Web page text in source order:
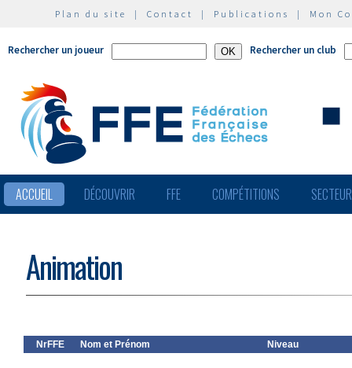
Plan du site | Contact | Publications | Mon
Rechercher un joueur Rechercher un club
ACCUEIL DÉCOUVRIR FFE COMPÉTITIONS
Animation
NrFFE Nom et Prénom Niveau